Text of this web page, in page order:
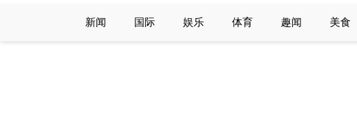
新闻 国际 娱乐 体育 趣闻 美食